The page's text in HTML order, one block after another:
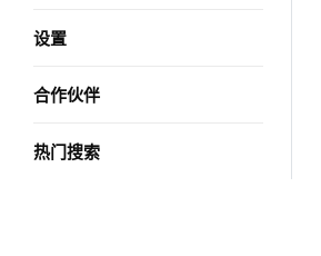
设置
合作伙伴
热门搜索